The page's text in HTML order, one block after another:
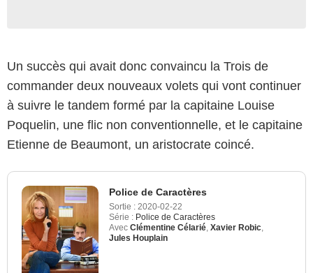
Un succès qui avait donc convaincu la Trois de
commander deux nouveaux volets qui vont continuer
à suivre le tandem formé par la capitaine Louise
Poquelin, une flic non conventionnelle, et le capitaine
Etienne de Beaumont, un aristocrate coincé.
Police de Caractères
Sortie : 2020-02-22
Série : Police de Caractères
Avec Clémentine Célarié Xavier Robic
Jules Houplain